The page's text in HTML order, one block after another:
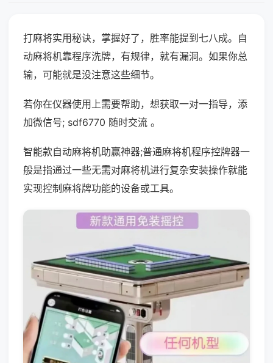
打麻将实用秘诀，掌握好了，胜率能提到七八成。自
动麻将机靠程序洗牌，有规律，就有漏洞。如果你总
输，可能就是没注意这些细节。
若你在仪器使用上需要帮助，想获取一对一指导，添
加微信号; sdf6770 随时交流 。
智能款自动麻将机助赢神器;普通麻将机程序控牌器一
般是指通过一些无需对麻将机进行复杂安装操作就能
实现控制麻将牌功能的设备或工具。